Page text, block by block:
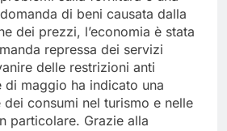
di beni causata dalla
dei prezzi, l’economia è stata
repressa dei servizi
delle restrizioni anti
di maggio ha indicato una
dei consumi nel turismo e nelle
particolare. Grazie alla